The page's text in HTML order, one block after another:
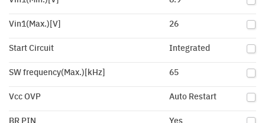
Vin1(Max.)[V] 26
Start Circuit Integrated
SW frequency(Max.)[kHz] 65
Vcc OVP Auto Restart
BR PIN Yes